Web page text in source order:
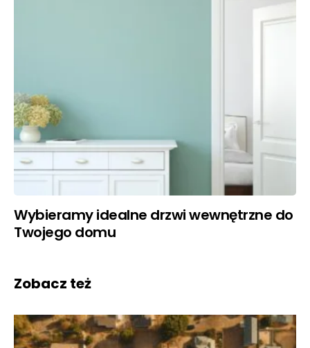
Wybieramy idealne drzwi wewnętrzne do
Twojego domu
Zobacz też